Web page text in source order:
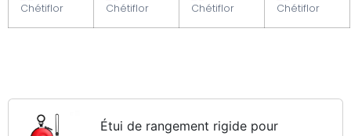
Étui de rangement rigide pour